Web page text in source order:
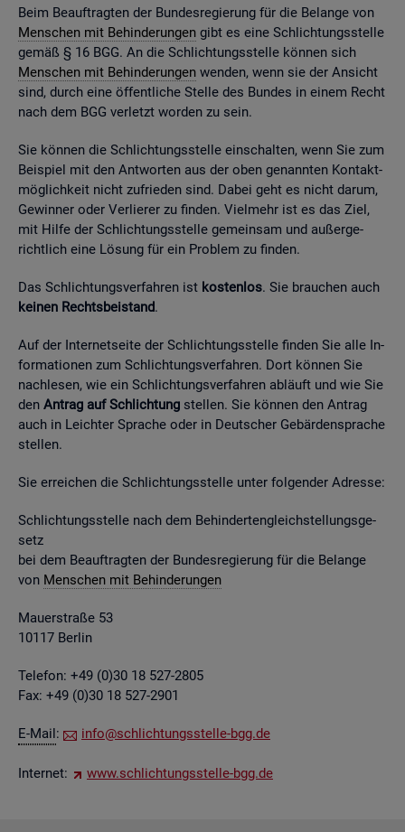
Beim Be­auf­trag­ten der Bun­des­re­gie­rung für die Be­lan­ge von
Men­schen mit Be­hin­de­run­gen gibt es eine Schlich­tungs­stel­le
gemäß § 16 BGG. An die Schlich­tungs­stel­le kön­nen sich
Men­schen mit Be­hin­de­run­gen wen­den, wenn sie der An­sicht
sind, durch eine öf­fent­li­che Stel­le des Bun­des in einem Recht
nach dem BGG ver­letzt wor­den zu sein.
Sie kön­nen die Schlich­tungs­stel­le ein­schal­ten, wenn Sie zum
Bei­spiel mit den Ant­wor­ten aus der oben ge­nann­ten Kon­takt­
mög­lich­keit nicht zu­frie­den sind. Dabei geht es nicht darum,
Ge­win­ner oder Ver­lie­rer zu fin­den. Viel­mehr ist es das Ziel,
mit Hilfe der Schlich­tungs­stel­le ge­mein­sam und au­ßer­ge­
richt­lich eine Lö­sung für ein Pro­blem zu fin­den.
Das Schlich­tungs­ver­fah­ren ist kos­ten­los. Sie brau­chen auch
kei­nen Rechts­bei­stand.
Auf der In­ter­net­sei­te der Schlich­tungs­stel­le fin­den Sie alle In­
for­ma­tio­nen zum Schlich­tungs­ver­fah­ren. Dort kön­nen Sie
nach­le­sen, wie ein Schlich­tungs­ver­fah­ren ab­läuft und wie Sie
den An­trag auf Schlich­tung stel­len. Sie kön­nen den An­trag
auch in Leich­ter Spra­che oder in Deut­scher Ge­bär­den­spra­che
stel­len.
Sie er­rei­chen die Schlich­tungs­stel­le unter fol­gen­der Adres­se:
Schlich­tungs­stel­le nach dem Be­hin­der­ten­gleich­stel­lungs­ge­
setz
bei dem Be­auf­trag­ten der Bun­des­re­gie­rung für die Be­lan­ge
von Men­schen mit Be­hin­de­run­gen
Mau­er­stra­ße 53
10117 Ber­lin
Te­le­fon: +49 (0)30 18 527-2805
Fax: +49 (0)30 18 527-2901
E-Mail: info@​sch​lich​tung​sste​lle-​bgg.​de
In­ter­net: www.​sch​lich​tung​sste​lle-​bgg.​de